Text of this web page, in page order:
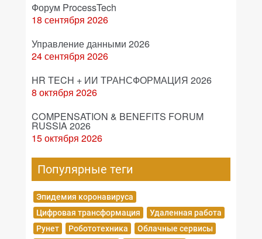
Форум ProcessTech
18 сентября 2026
Управление данными 2026
24 сентября 2026
HR TECH + ИИ ТРАНСФОРМАЦИЯ 2026
8 октября 2026
COMPENSATION & BENEFITS FORUM
RUSSIA 2026
15 октября 2026
Популярные теги
Эпидемия коронавируса
Цифровая трансформация
Удаленная работа
Рунет
Робототехника
Облачные сервисы